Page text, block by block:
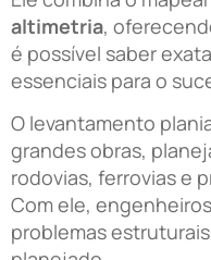
altimetria,
é possível saber
essenciais para o
O levantamento
grandes obras,
rodovias, ferrovias e
Com ele,
problemas